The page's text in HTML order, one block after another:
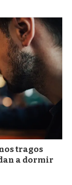
tragos
a dormir